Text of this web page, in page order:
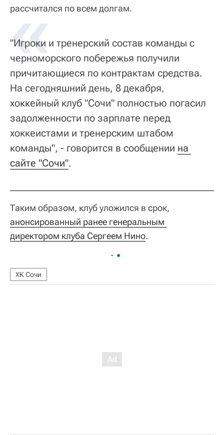
рассчитался по всем долгам.
"Игроки и тренерский состав команды с
черноморского побережья получили
причитающиеся по контрактам средства.
На сегодняшний день, 8 декабря,
хоккейный клуб "Сочи" полностью погасил
задолженности по зарплате перед
хоккеистами и тренерским штабом
команды", - говорится в сообщении на
сайте "Сочи".
Таким образом, клуб уложился в срок,
анонсированный ранее генеральным
директором клуба Сергеем Нино.
ХК Сочи